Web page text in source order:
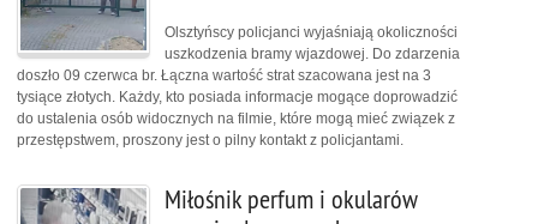
Olsztyńscy policjanci wyjaśniają okoliczności
uszkodzenia bramy wjazdowej. Do zdarzenia
doszło 09 czerwca br. Łączna wartość strat szacowana jest na 3
tysiące złotych. Każdy, kto posiada informacje mogące doprowadzić
do ustalenia osób widocznych na filmie, które mogą mieć związek z
przestępstwem, proszony jest o pilny kontakt z policjantami.
Miłośnik perfum i okularów